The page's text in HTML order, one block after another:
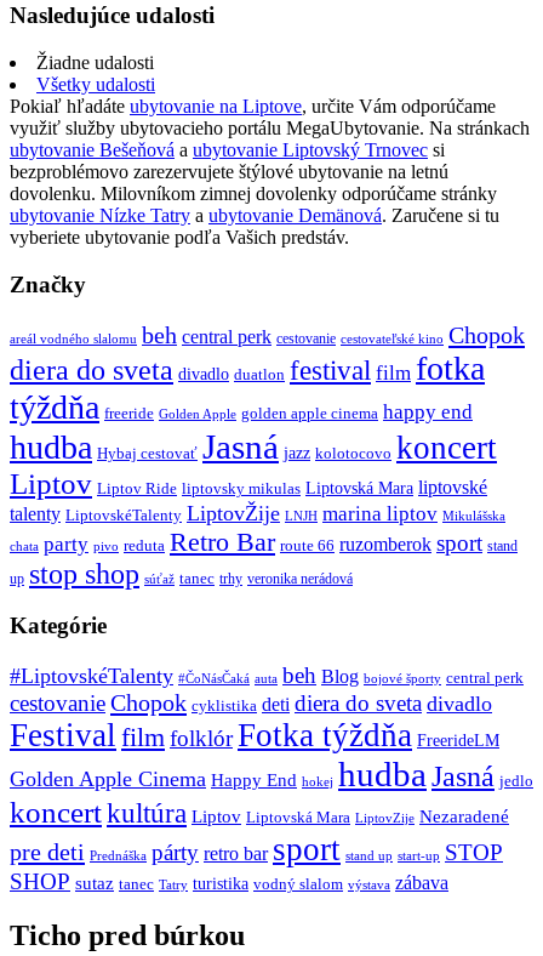
Nasledujúce udalosti
Žiadne udalosti
Všetky udalosti
Pokiaľ hľadáte ubytovanie na Liptove, určite Vám odporúčame
využiť služby ubytovacieho portálu MegaUbytovanie. Na stránkach
ubytovanie Bešeňová a ubytovanie Liptovský Trnovec si
bezproblémovo zarezervujete štýlové ubytovanie na letnú
dovolenku. Milovníkom zimnej dovolenky odporúčame stránky
ubytovanie Nízke Tatry a ubytovanie Demänová. Zaručene si tu
vyberiete ubytovanie podľa Vašich predstáv.
Značky
areál vodného slalomu beh central perk cestovanie cestovateľské kino Chopok
diera do sveta divadlo duatlon festival film fotka
týždňa freeride Golden Apple golden apple cinema happy end
hudba Hybaj cestovať Jasná jazz kolotocovo koncert
Liptov Liptov Ride liptovsky mikulas Liptovská Mara liptovské
talenty LiptovskéTalenty LiptovŽije LNJH marina liptov Mikulášska
chata party pivo reduta Retro Bar route 66 ruzomberok sport stand
up stop shop súťaž tanec trhy veronika nerádová
Kategórie
#LiptovskéTalenty #ČoNásČaká auta beh Blog bojové športy central perk
cestovanieChopok cyklistika deti diera do sveta divadlo
Festival filmfolklórFotka týždňa FreerideLM
Golden Apple Cinema Happy End hokej hudba Jasná jedlo
koncertkultúra Liptov Liptovská Mara LiptovZije Nezaradené
pre deti Prednáška párty retro bar sport stand up start-up STOP
SHOP sutaz tanec Tatry turistika vodný slalom výstava zábava
Ticho pred búrkou